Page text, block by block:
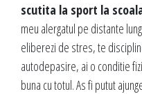
scutita la sport la
meu alergatul pe distante
eliberezi de stres, te
autodepasire, ai o conditie
buna cu totul. As fi putut